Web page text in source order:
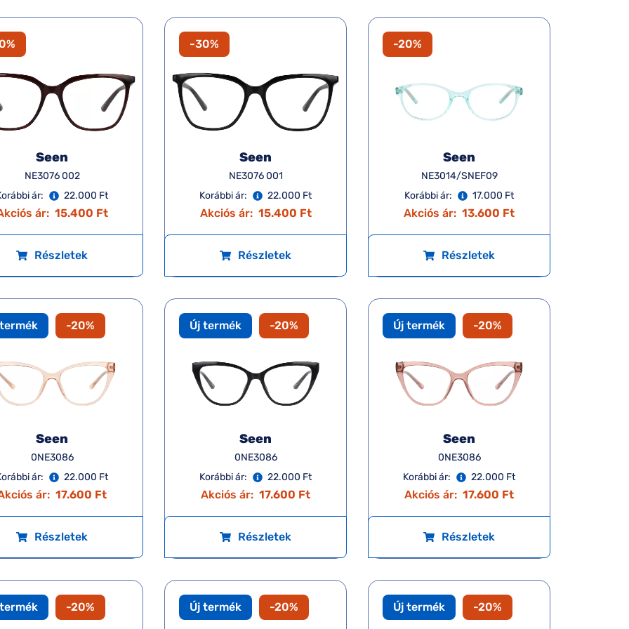
Seen
NE3076 002
ár:
22.000 Ft
ár: 15.400 Ft
Részletek
-30%
Seen
NE3076 001
Korábbi ár:
22.000 Ft
Akciós ár: 15.400 Ft
Részletek
-20%
Seen
NE3014/SNEF09
Korábbi ár:
17.000 Ft
Akciós ár: 13.600 Ft
Részletek
-20%
Seen
0NE3086
ár:
22.000 Ft
ár: 17.600 Ft
Részletek
Új termék -20%
Seen
0NE3086
Korábbi ár:
22.000 Ft
Akciós ár: 17.600 Ft
Részletek
Új termék -20%
Seen
0NE3086
Korábbi ár:
22.000 Ft
Akciós ár: 17.600 Ft
Részletek
-20% Új termék -20% Új termék -20%